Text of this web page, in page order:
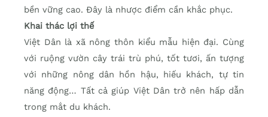
bền vững cao. Đây là nhược điểm cần khắc phục.
Khai thác lợi thế
Việt Dân là xã nông thôn kiểu mẫu hiện đại. Cùng
với ruộng vườn cây trái trù phú, tốt tươi, ấn tượng
với những nông dân hồn hậu, hiếu khách, tự tin
năng động… Tất cả giúp Việt Dân trở nên hấp dẫn
trong mắt du khách.